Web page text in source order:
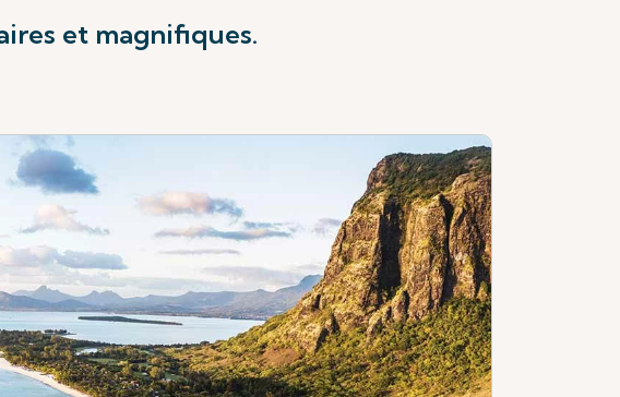
et magnifiques.